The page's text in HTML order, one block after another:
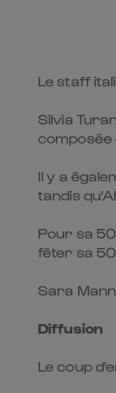
Le staff
Silvia
composée
Il y a
tandis
Pour sa
fêter sa
Sara
Diffusion
Le coup